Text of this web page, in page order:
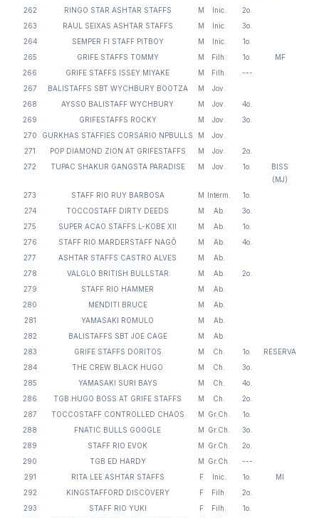
262
RINGO STAR ASHTAR STAFFS M Inic.
2o.
263
RAUL SEIXAS ASHTAR STAFFS M Inic.
3o.
264
SEMPER FI STAFF PITBOY M Inic.
1o.
265
GRIFE STAFFS TOMMY M Filh. 1o.
MF
266
GRIFE STAFFS ISSEY MIYAKE M Filh.
---
267
BALISTAFFS SBT WYCHBURY BOOTZA M
Jov.
268
AYSSO BALISTAFF WYCHBURY M Jov.
4o.
269
GRIFESTAFFS ROCKY M Jov.
3o.
270
GURKHAS STAFFIES CORSARIO NPBULLS M
Jov.
271
POP DIAMOND ZION AT GRIFESTAFFS M Jov.
2o.
272
TUPAC SHAKUR GANGSTA PARADISE M Jov. 1o.
BISS
(MJ)
273
STAFF RIO RUY BARBOSA M Interm.
1o.
274
TOCCOSTAFF DIRTY DEEDS M Ab.
3o.
275
SUPER ACAO STAFFS L-KOBE XII M Ab.
1o.
276
STAFF RIO MARDERSTAFF NAGÔ M Ab.
4o.
277
ASHTAR STAFFS CASTRO ALVES M
Ab.
278
VALGLO BRITISH BULLSTAR M Ab.
2o.
279
STAFF RIO HAMMER M
Ab.
280
MENDITI BRUCE M
Ab.
281
YAMASAKI ROMULO M
Ab.
282
BALISTAFFS SBT JOE CAGE M
Ab.
283
GRIFE STAFFS DORITOS M Ch. 1o.
RESERVA
284
THE CREW BLACK HUGO M Ch.
3o.
285
YAMASAKI SURI BAYS M Ch.
4o.
286
TGB HUGO BOSS AT GRIFE STAFFS M Ch.
2o.
287
TOCCOSTAFF CONTROLLED CHAOS M Gr.Ch.
1o.
288
FNATIC BULLS GOOGLE M Gr.Ch.
3o.
289
STAFF RIO EVOK M Gr.Ch.
2o.
290
TGB ED HARDY M Gr.Ch.
---
291
RITA LEE ASHTAR STAFFS F Inic. 1o.
MI
292
KINGSTAFFORD DISCOVERY F Filh.
2o.
293
STAFF RIO YUKI F Filh.
1o.